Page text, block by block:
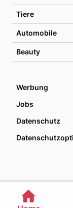
Tiere
Automobile
Beauty
Werbung
Jobs
Datenschutz